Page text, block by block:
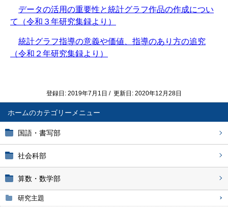
ホーム
国語・書写部
社会科部
算数・数学部
研究主題
データの活用の重要性と統計グラフ作品の作成につい
て（令和３年研究集録より）
統計グラフ指導の意義や価値、指導のあり方の追究
（令和２年研究集録より）
登録日: 2019年7月1日 / 更新日: 2020年12月28日